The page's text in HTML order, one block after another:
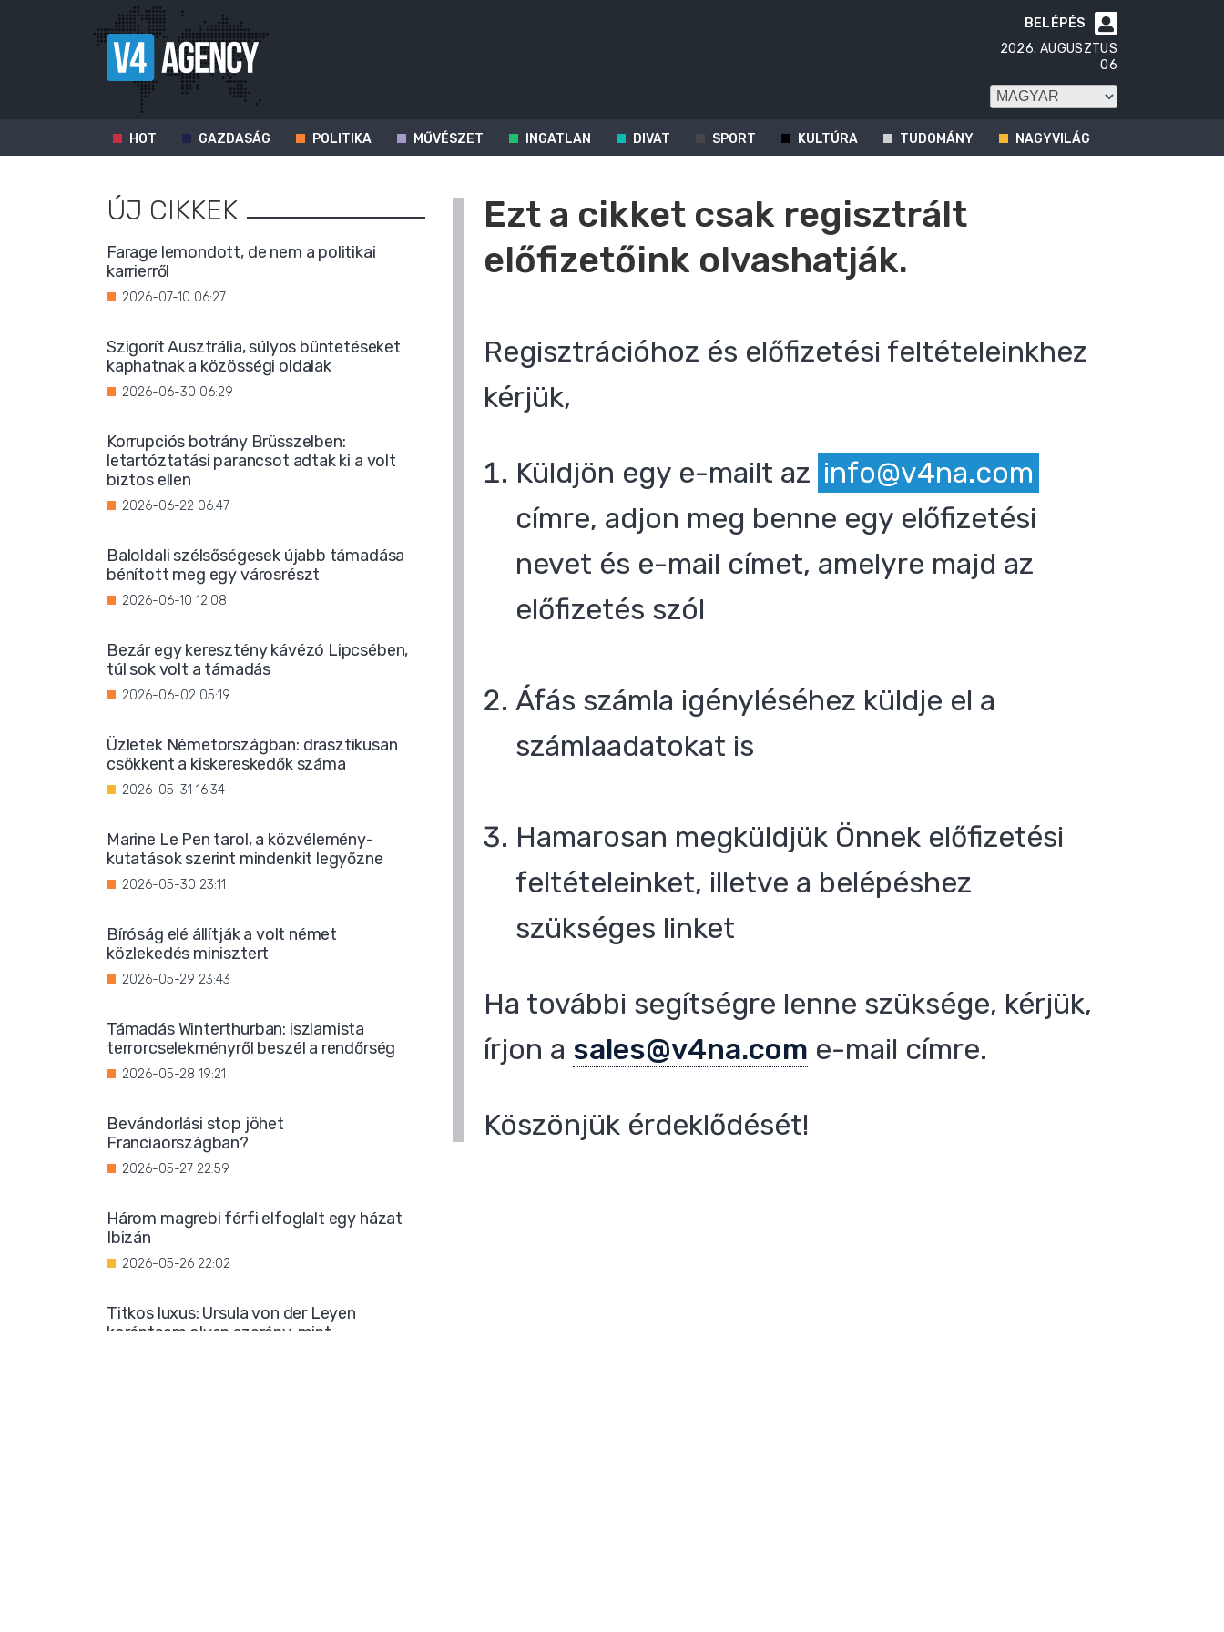

BELÉPÉS
2026. AUGUSZTUS
06
HOT GAZDASÁG POLITIKA MŰVÉSZET INGATLAN DIVAT SPORT KULTÚRA TUDOMÁNY NAGYVILÁG
Ezt a cikket csak regisztrált
előfizetőink olvashatják.
Regisztrációhoz és előfizetési feltételeinkhez
kérjük,
Küldjön egy e-mailt az info@v4na.com
címre, adjon meg benne egy előfizetési
nevet és e-mail címet, amelyre majd az
előfizetés szól
Áfás számla igényléséhez küldje el a
számlaadatokat is
Hamarosan megküldjük Önnek előfizetési
feltételeinket, illetve a belépéshez
szükséges linket
Ha további segítségre lenne szüksége, kérjük,
írjon a sales@v4na.com e-mail címre.
Köszönjük érdeklődését!
ÚJ CIKKEK
Farage lemondott, de nem a politikai
karrierről
2026-07-10 06:27
Szigorít Ausztrália, súlyos büntetéseket
kaphatnak a közösségi oldalak
2026-06-30 06:29
Korrupciós botrány Brüsszelben:
letartóztatási parancsot adtak ki a volt
biztos ellen
2026-06-22 06:47
Baloldali szélsőségesek újabb támadása
bénított meg egy városrészt
2026-06-10 12:08
Bezár egy keresztény kávézó Lipcsében,
túl sok volt a támadás
2026-06-02 05:19
Üzletek Németországban: drasztikusan
csökkent a kiskereskedők száma
2026-05-31 16:34
Marine Le Pen tarol, a közvélemény-
kutatások szerint mindenkit legyőzne
2026-05-30 23:11
Bíróság elé állítják a volt német
közlekedés minisztert
2026-05-29 23:43
Támadás Winterthurban: iszlamista
terrorcselekményről beszél a rendőrség
2026-05-28 19:21
Bevándorlási stop jöhet
Franciaországban?
2026-05-27 22:59
Három magrebi férfi elfoglalt egy házat
Ibizán
2026-05-26 22:02
Titkos luxus: Ursula von der Leyen
korántsem olyan szerény, mint